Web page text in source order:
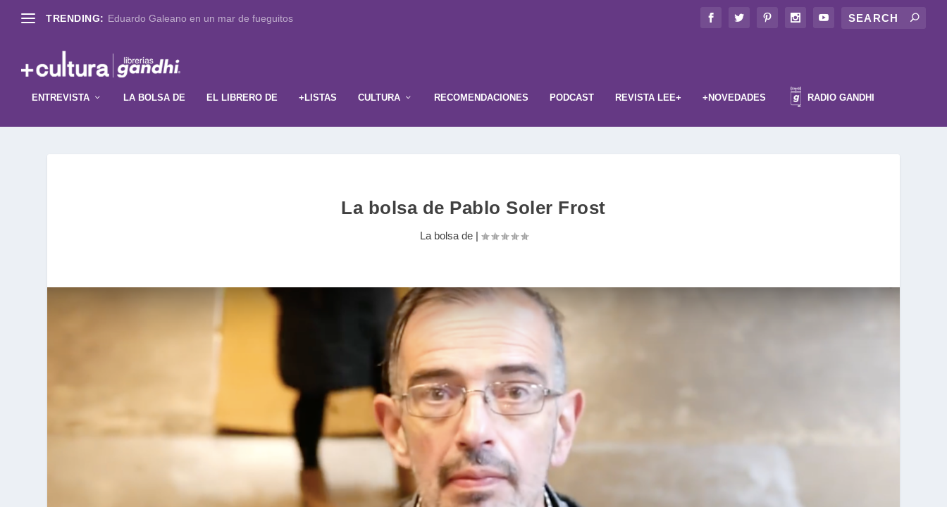
TRENDING: Eduardo Galeano en un mar de fueguitos
ENTREVISTA LA BOLSA DE EL LIBRERO DE +LISTAS CULTURA RECOMENDACIONES PODCAST REVISTA LEE+ +NOVEDADES RADIO GANDHI
La bolsa de Pablo Soler Frost
La bolsa de|